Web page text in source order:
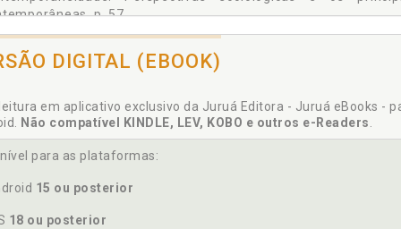
p. 57
das relações afetivas em casos concretos, p. 65
Acordo de vontades e autonomia: a
Acordo de vontades e autonomia: a contratualização
p. 38
de família. Retrospectiva da mulher no direito de família
DIGITAL (EBOOK)
em aplicativo exclusivo da Juruá Editora - Juruá eBooks -
Não compatível KINDLE, LEV, KOBO e outros e-Readers.
para as plataformas:
15 ou posterior
18 ou posterior